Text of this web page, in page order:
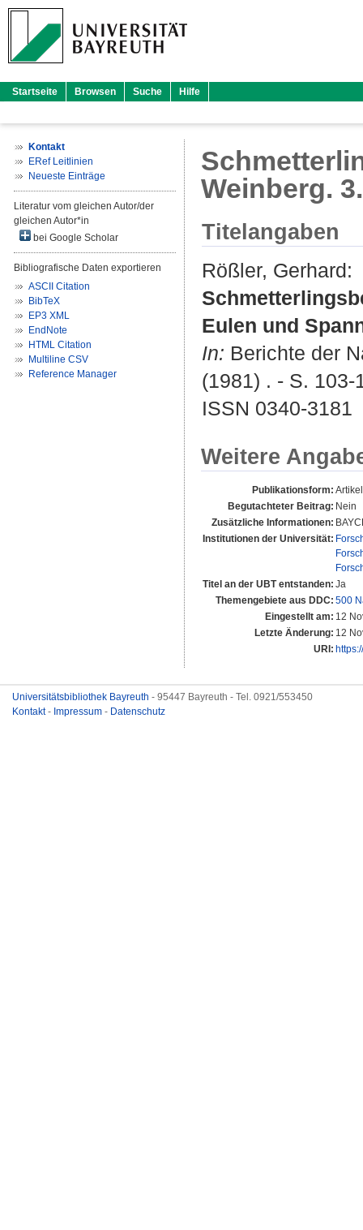
Startseite Browsen Suche Hilfe
Kontakt
ERef Leitlinien
Neueste Einträge
Literatur vom gleichen Autor/der
gleichen Autor*in
bei Google Scholar
Bibliografische Daten exportieren
ASCII Citation
BibTeX
EP3 XML
EndNote
HTML Citation
Multiline CSV
Reference Manager
Weinberg.
Titelangaben
Rößler, Gerhard:
Eulen und
In: Berichte der
(1981) . - S. 103-
ISSN 0340-3181
Weitere
Publikationsform:
Begutachteter Beitrag: Nein
Zusätzliche Informationen:
Institutionen der Universität:
Titel an der UBT entstanden: Ja
Themengebiete aus DDC: 500
Eingestellt am: 12
Letzte Änderung: 12
URI:
Universitätsbibliothek Bayreuth - 95447 Bayreuth - Tel. 0921/553450
Kontakt- Impressum - Datenschutz